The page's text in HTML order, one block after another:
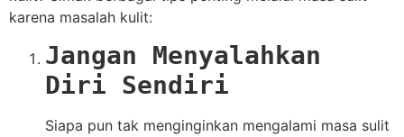
karena masalah kulit:
Jangan Menyalahkan
Diri Sendiri
Siapa pun tak menginginkan mengalami masa sulit